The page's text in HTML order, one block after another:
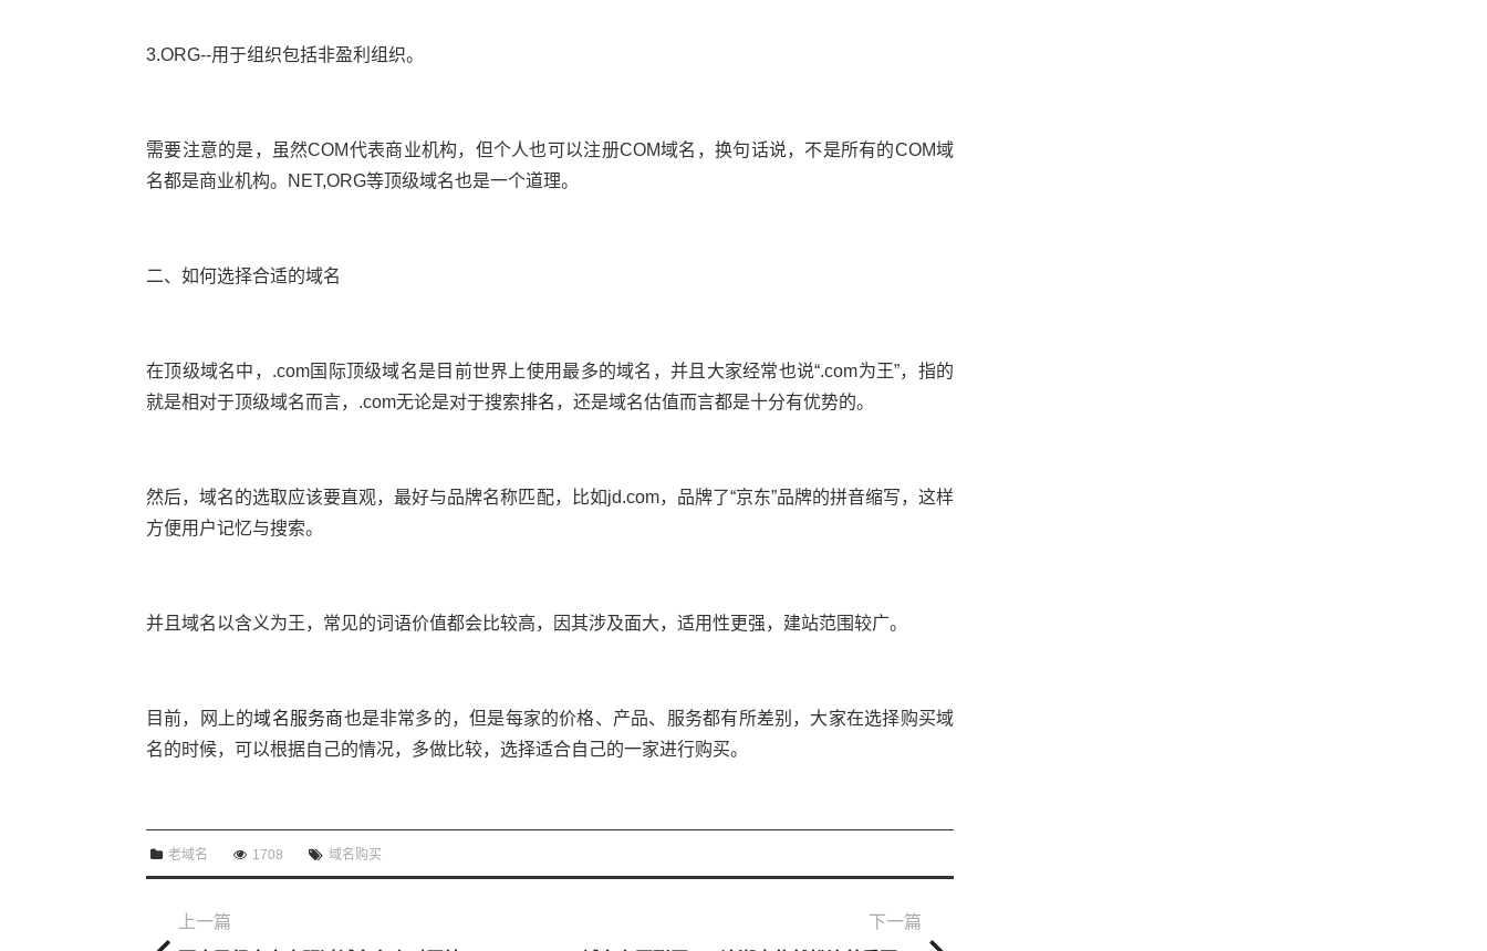
3.ORG--用于组织包括非盈利组织。
需要注意的是，虽然COM代表商业机构，但个人也可以注册COM域名，换句话说，不是所有的COM域
名都是商业机构。NET,ORG等顶级域名也是一个道理。
二、如何选择合适的域名
在顶级域名中，.com国际顶级域名是目前世界上使用最多的域名，并且大家经常也说“.com为王”，指的
就是相对于顶级域名而言，.com无论是对于搜索排名 ，还是域名估值而言都是十分有优势的。
然后，域名的选取应该要直观，最好与品牌名称匹配，比如jd.com，品牌了“京东”品牌的拼音缩写，这样
方便用户记忆与搜索。
并且域名以含义为王，常见的词语价值都会比较高，因其涉及面大，适用性更强，建站范围较广。
目前，网上的域名服务商也是非常多的，但是每家的价格、产品、服务都有所差别，大家在选择购买域
名的时候，可以根据自己的情况，多做比较，选择适合自己的一家进行购买。
老域名 1708 域名购买
上一篇
下一篇